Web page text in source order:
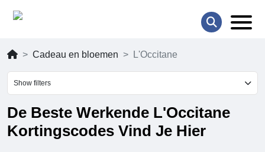
Cadeau en bloemen L'Occitane
Show filters
De Beste Werkende L'Occitane
Kortingscodes Vind Je Hier